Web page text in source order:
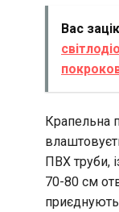
Вас
Крапельна
ПВХ труби,
70-80 см